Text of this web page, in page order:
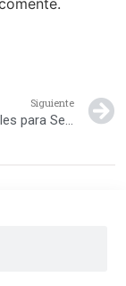
Siguiente
Recetas fáciles para Semana Santa